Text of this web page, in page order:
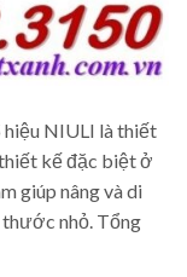
hiệu NIULI là thiết
kế đặc biệt ở
giúp nâng và di
thước nhỏ. Tổng